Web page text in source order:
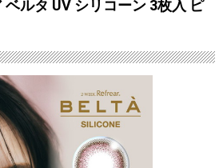
ベルタ UV シリコーン 3枚入 ピ